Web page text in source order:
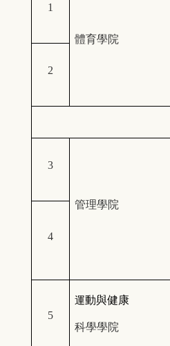
1
體育學院
2
3
管理學院
4
5
運動與健康
科學學院